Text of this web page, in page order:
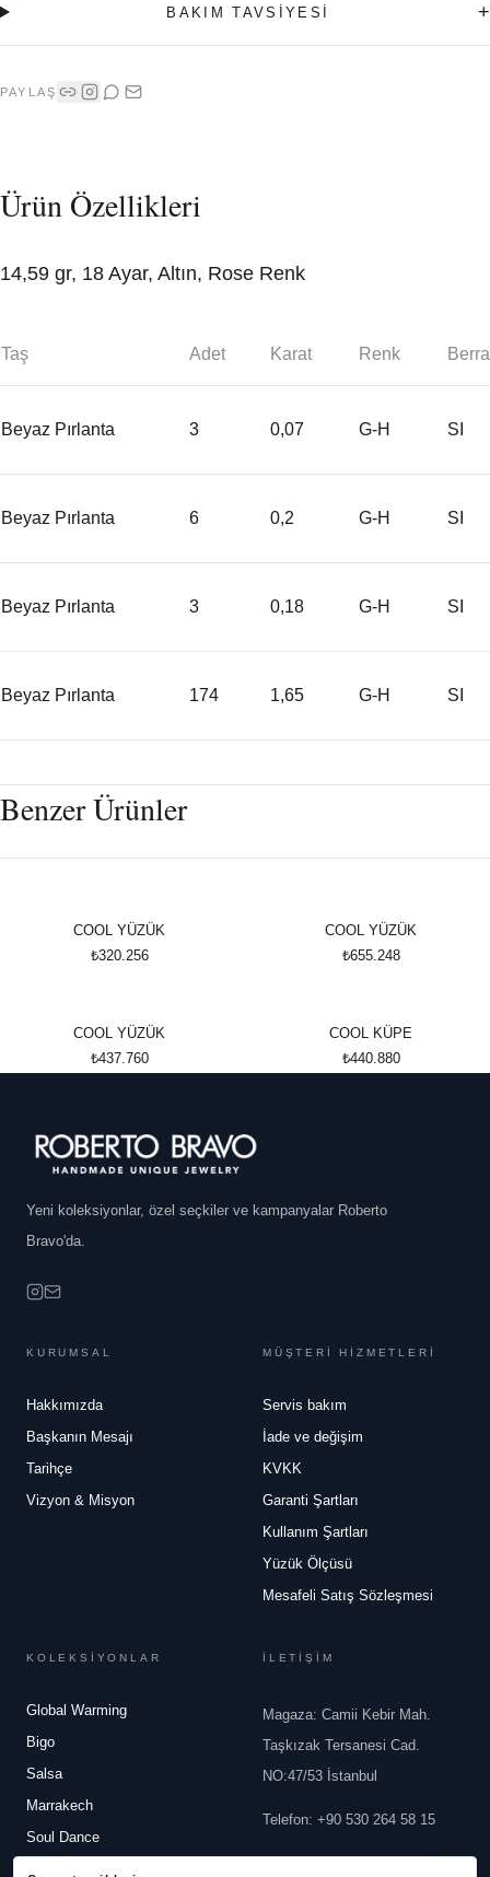
BAKIM TAVSİYESİ +
PAYLAŞ
Ürün Özellikleri
14,59 gr, 18 Ayar, Altın, Rose Renk
Taş Adet Karat Renk
Beyaz Pırlanta 3 0,07 G-H SI
Beyaz Pırlanta 6 0,2 G-H SI
Beyaz Pırlanta 3 0,18 G-H SI
Beyaz Pırlanta 174 1,65 G-H SI
Benzer Ürünler
COOL YÜZÜK
₺320.256
COOL YÜZÜK
₺655.248
COOL YÜZÜK
₺437.760
COOL KÜPE
₺440.880
Yeni koleksiyonlar, özel seçkiler ve kampanyalar Roberto
Bravo'da.
KURUMSAL
Hakkımızda
Başkanın Mesajı
Tarihçe
Vizyon & Misyon
MÜŞTERİ HİZMETLERİ
Servis bakım
İade ve değişim
KVKK
Garanti Şartları
Kullanım Şartları
Yüzük Ölçüsü
Mesafeli Satış Sözleşmesi
KOLEKSİYONLAR
Global Warming
Bigo
Salsa
Marrakech
Soul Dance
İLETİŞİM
Magaza: Camii Kebir Mah.
Taşkızak Tersanesi Cad.
NO:47/53 İstanbul
Telefon: +90 530 264 58 15